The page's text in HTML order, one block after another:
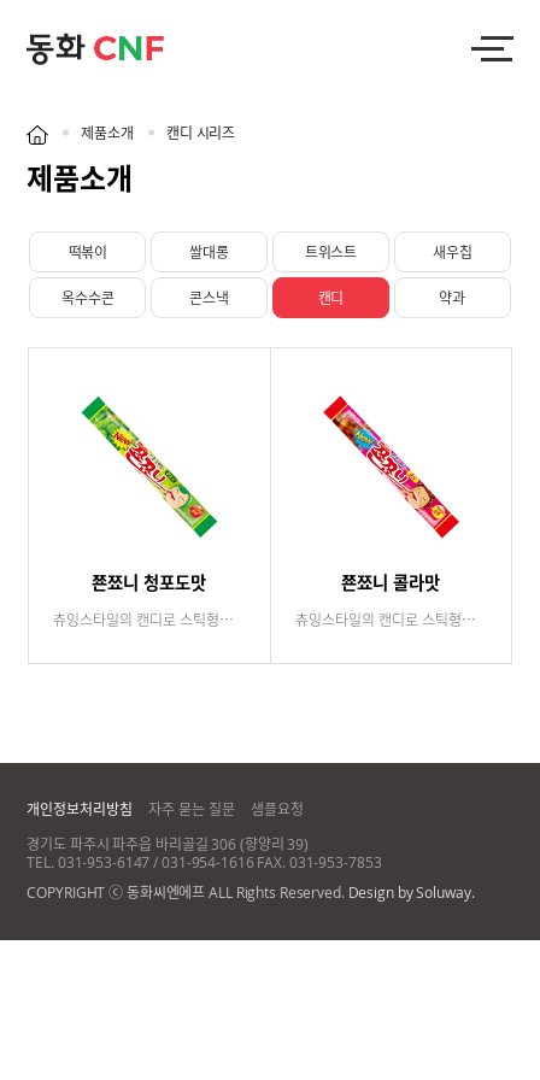
제품소개 캔디 시리즈
제품소개
떡볶이 쌀대롱 트위스트 새우칩
옥수수콘 콘스낵 캔디 약과
쬰쬬니 청포도맛
츄잉스타일의 캔디로 스틱형태라 잡고 먹기 편한 아이들에게 최고 인기 제품입니다.
쬰쬬니 콜라맛
츄잉스타일의 캔디로 스틱형태라 잡고 먹기 편한 아이들에게 최고 인기 제품입니다.
개인정보처리방침 자주 묻는 질문
샘플요청
경기도 파주시 파주읍 바리골길 306 (향양리 39)
TEL. 031-953-6147 / 031-954-1616 FAX. 031-953-7853
COPYRIGHT ⓒ 동화씨엔에프 ALL Rights Reserved. Design by Soluway.